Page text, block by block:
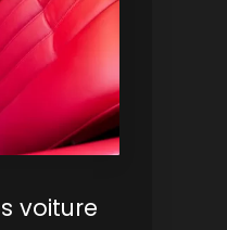
voiture